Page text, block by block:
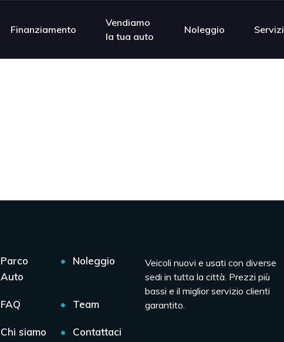
Finanziamento
Vendiamo
la tua auto
Noleggio Servizi
Parco
Auto
Noleggio
FAQ Team
Chi siamo Contattaci
Veicoli nuovi e usati con diverse
sedi in tutta la città. Prezzi più
bassi e il miglior servizio clienti
garantito.